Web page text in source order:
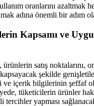
oranlarını azaltmak
adına önemli bir adım
Kapsamı ve
satış noktalarını,
şekilde
ve içerik bilgilerinin şeffaf
tüketicilerin ürünler
tercihler yapması